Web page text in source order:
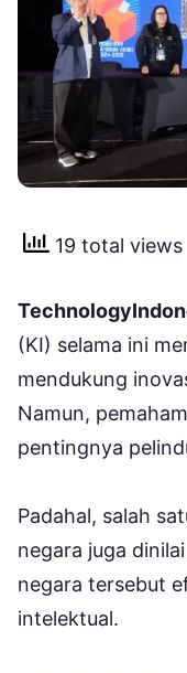
19 total views
(KI) selama ini
mendukung
Namun,
pentingnya
Padahal, salah
negara juga
negara tersebut
intelektual.